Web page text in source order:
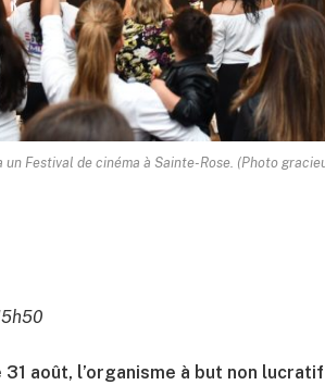
Festival de cinéma à Sainte-Rose. (Photo
août, l’organisme à but non